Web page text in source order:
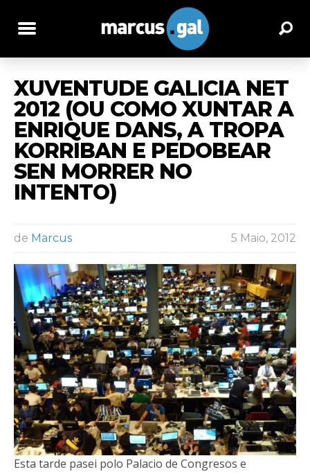
XUVENTUDE GALICIA NET
2012 (OU COMO XUNTAR A
ENRIQUE DANS, A TROPA
KORRIBAN E PEDOBEAR
SEN MORRER NO
INTENTO)
de Marcus 5 Maio, 2012
Esta tarde pasei polo Palacio de Congresos e